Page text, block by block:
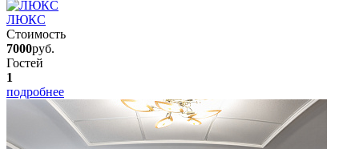
ЛЮКС
Стоимость
7000руб.
Гостей
1
подробнее